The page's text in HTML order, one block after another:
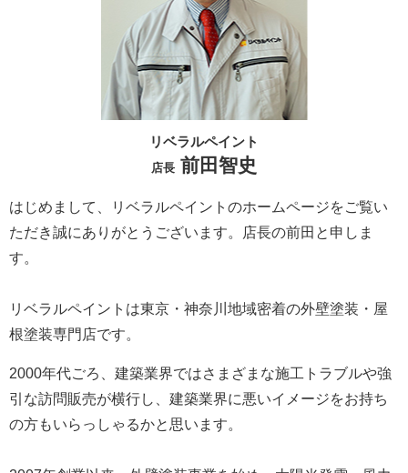
リベラルペイント
店長 前田智史
はじめまして、リベラルペイントのホームページをご覧い
ただき誠にありがとうございます。
店長の前田と申しま
す。
リベラルペイントは東京・神奈川地域密着の外壁塗装・屋
根塗装専門店です。
2000年代ごろ、建築業界ではさまざまな施工トラブルや強
引な訪問販売が横行し、建築業界に悪いイメージをお持ち
の方もいらっしゃるかと思います。